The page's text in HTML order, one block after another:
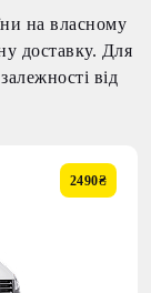
на власному
доставку. Для
від
2490₴